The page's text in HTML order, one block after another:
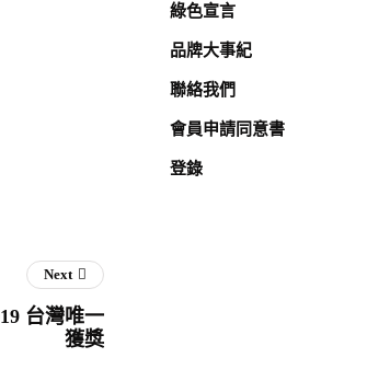
綠色宣言
品牌大事紀
聯絡我們
會員申請同意書
登錄
Next
台灣唯一
獲獎